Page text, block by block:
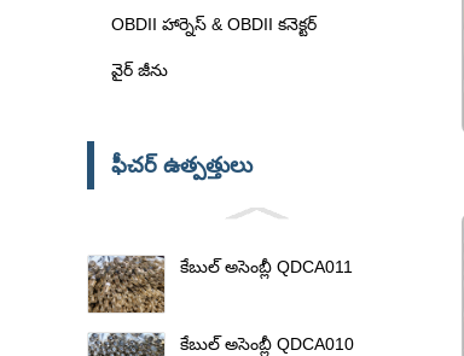
OBDII హార్నెస్ & OBDII కనెక్టర్
వైర్ జీను
ఫీచర్ ఉత్పత్తులు
కేబుల్ అసెంబ్లీ QDCA011
కేబుల్ అసెంబ్లీ QDCA010